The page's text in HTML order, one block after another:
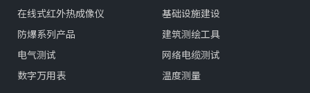
在线式红外热成像仪
防爆系列产品
电气测试
数字万用表
基础设施建设
建筑测绘工具
网络电缆测试
温度测量